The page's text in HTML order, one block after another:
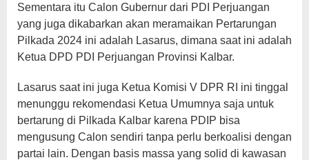
Sementara itu Calon Gubernur dari PDI Perjuangan
yang juga dikabarkan akan meramaikan Pertarungan
Pilkada 2024 ini adalah Lasarus, dimana saat ini adalah
Ketua DPD PDI Perjuangan Provinsi Kalbar.
Lasarus saat ini juga Ketua Komisi V DPR RI ini tinggal
menunggu rekomendasi Ketua Umumnya saja untuk
bertarung di Pilkada Kalbar karena PDIP bisa
mengusung Calon sendiri tanpa perlu berkoalisi dengan
partai lain. Dengan basis massa yang solid di kawasan